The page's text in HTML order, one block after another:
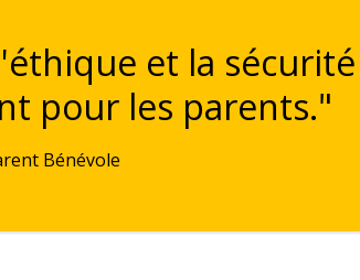
et la
pour les parents."
Bénévole